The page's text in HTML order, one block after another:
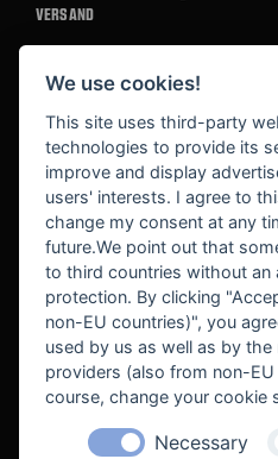
VERSAND
BEKANNT AUS
We use cookies!
This site uses third-party
technologies to provide its
improve and display
users' interests. I agree to
change my consent at any
future.We point out that
to third countries without an
protection. By clicking
non-EU countries)", you
used by us as well as by
providers (also from non-
course, change your cookie
Necessary